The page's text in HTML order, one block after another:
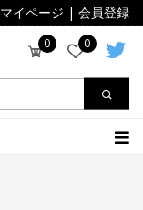
マイページ | 会員登録
0 0